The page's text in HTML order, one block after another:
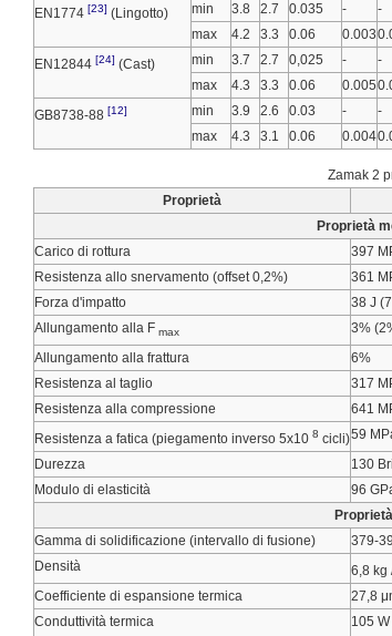
EN1774 [23] (Lingotto) min 3.8 2.7 0.035 - -
max
4.2 3.3 0.06 0.003
EN12844 [24] (Cast) min 3.7 2.7 0,025 - -
max
4.3 3.3 0.06 0.005
GB8738-88 [12] min 3.9 2.6 0.03 - -
max
4.3 3.1 0.06 0.004
Zamak 2
Proprietà
Proprietà
Carico di rottura
397
Resistenza allo snervamento (offset 0,2%)
361
Forza d'impatto
38 J
Allungamento alla F max
3%
Allungamento alla frattura
6%
Resistenza al taglio
317
Resistenza alla compressione
641
Resistenza a fatica (piegamento inverso 5x10 8 cicli)59
Durezza
130
Modulo di elasticità
96
Gamma di solidificazione (intervallo di fusione)
379-
Densità
6,8 kg
Coefficiente di espansione termica 27,8
Conduttività termica
105